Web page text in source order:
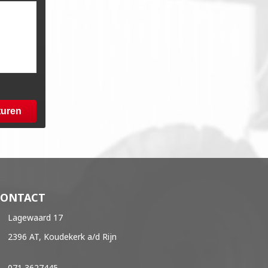
Lagewaard 17
2396 AT, Koudekerk a/d Rijn